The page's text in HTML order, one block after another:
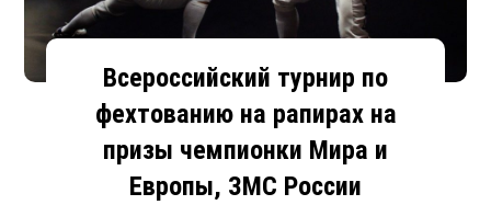
Всероссийский турнир по
фехтованию на рапирах на
призы чемпионки Мира и
Европы, ЗМС России